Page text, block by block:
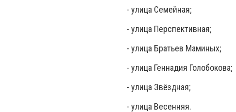
- улица Семейная;
- улица Перспективная;
- улица Братьев Маминых;
- улица Геннадия Голобокова;
- улица Звёздная;
- улица Весенняя.